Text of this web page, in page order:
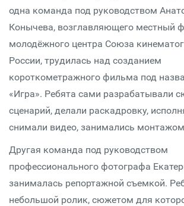
одна команда под руководством
Конычева, возглавляющего местный
молодёжного центра Союза
России, трудилась над созданием
короткометражного фильма под
«Игра». Ребята сами разрабатывали
сценарий, делали раскадровку,
снимали видео, занимались
Другая команда под руководством
профессионального фотографа
занималась репортажной съемкой.
небольшой ролик, сюжетом для